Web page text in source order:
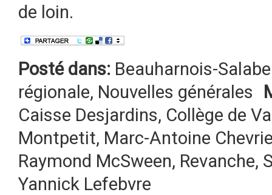
de loin.
Posté dans: Beauharnois-
régionale, Nouvelles générales
Caisse Desjardins, Collège de
Montpetit, Marc-Antoine
Raymond McSween, Revanche,
Yannick Lefebvre